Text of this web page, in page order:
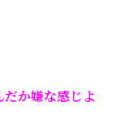
だか嫌な感じよ